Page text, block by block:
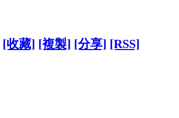
[收藏] [複製] [分享] [RSS]